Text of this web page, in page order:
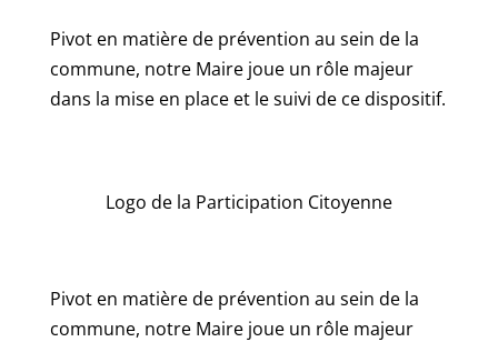
Pivot en matière de prévention au sein de la
commune, notre Maire joue un rôle majeur
dans la mise en place et le suivi de ce dispositif.
Logo de la Participation Citoyenne
Pivot en matière de prévention au sein de la
commune, notre Maire joue un rôle majeur